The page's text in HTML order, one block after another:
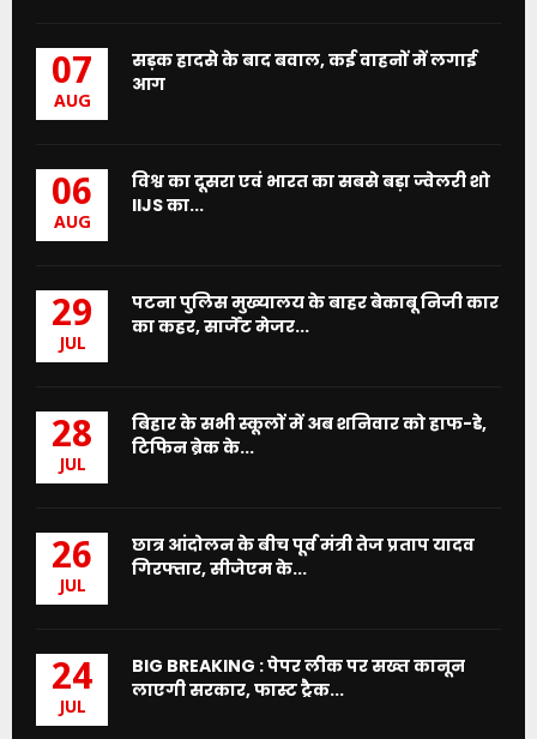
07
AUG
सड़क हादसे के बाद बवाल, कई वाहनों में लगाई
आग
06
AUG
विश्व का दूसरा एवं भारत का सबसे बड़ा ज्वेलरी शो
IIJS का...
29
JUL
पटना पुलिस मुख्यालय के बाहर बेकाबू निजी कार
का कहर, सार्जेंट मेजर...
28
JUL
बिहार के सभी स्कूलों में अब शनिवार को हाफ-डे,
टिफिन ब्रेक के...
26
JUL
छात्र आंदोलन के बीच पूर्व मंत्री तेज प्रताप यादव
गिरफ्तार, सीजेएम के...
24
JUL
BIG BREAKING : पेपर लीक पर सख्त कानून
लाएगी सरकार, फास्ट ट्रैक...